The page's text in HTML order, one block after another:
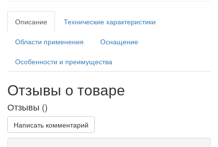
Описание Технические характеристики
Области применения Оснащение
Особенности и преимущества
Отзывы о товаре
Отзывы ()
Написать комментарий